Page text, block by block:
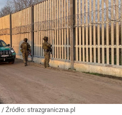
/ Źródło: strazgraniczna.pl